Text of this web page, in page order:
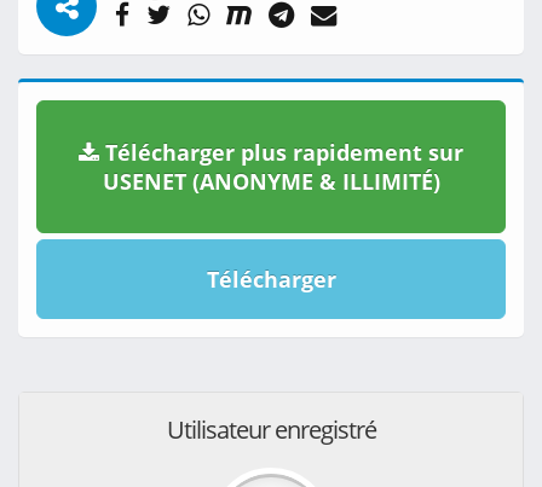
Télécharger plus rapidement sur
USENET (ANONYME & ILLIMITÉ)
Télécharger
Utilisateur enregistré